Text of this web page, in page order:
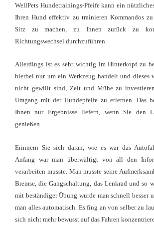
WellPets Hundetrainings-Pfeife kann ein
Ihren Hund effektiv zu trainieren Kommandos
Sitz zu machen, zu Ihnen zurück zu
Richtungswechsel durchzuführen.
Allerdings ist es sehr wichtig im Hinterkopf zu
hierbei nur um ein Werkzeug handelt und dieses
nicht gewillt sind, Zeit und Mühe zu
Umgang mit der Hundepfeife zu erlernen. Das
Ihnen nur Ergebnisse liefern, wenn Sie den
genießen.
Erinnern Sie sich daran, wie es war das
Anfang war man überwältigt von all den
verarbeiten musste. Man musste seine
Bremse, die Gangschaltung, das Lenkrad und so
mit beständiger Übung wurde man schnell besser
man alles automatisch. Es fing an von selber zu
sich nicht mehr bewusst auf das Fahren